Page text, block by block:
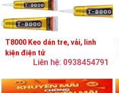
T8000 Keo dán tre, vải, linh
kiện điện tử
Liên hệ: 0938454791